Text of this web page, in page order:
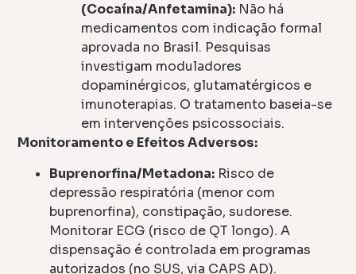
(Cocaína/Anfetamina): Não há
medicamentos com indicação formal
aprovada no Brasil. Pesquisas
investigam moduladores
dopaminérgicos, glutamatérgicos e
imunoterapias. O tratamento baseia-se
em intervenções psicossociais.
Monitoramento e Efeitos Adversos:
Buprenorfina/Metadona: Risco de
depressão respiratória (menor com
buprenorfina), constipação, sudorese.
Monitorar ECG (risco de QT longo). A
dispensação é controlada em programas
autorizados (no SUS, via CAPS AD).